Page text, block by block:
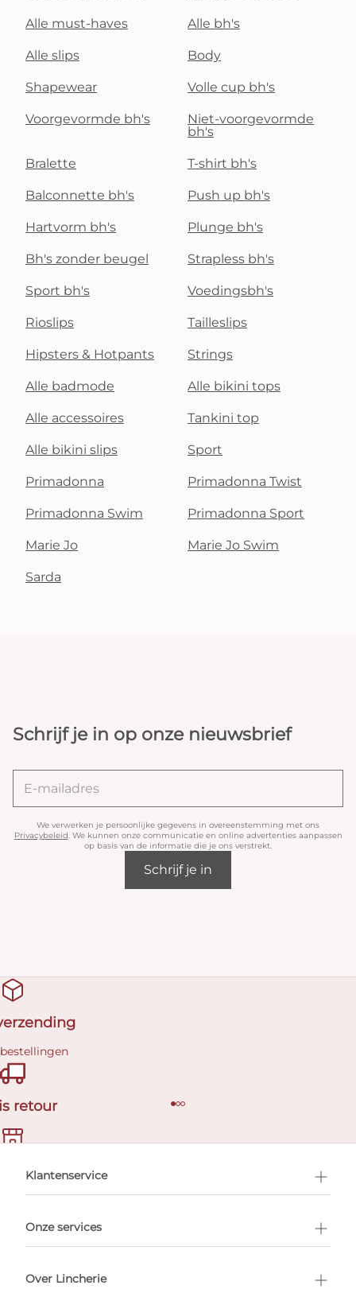
Alle must-haves Alle bh's
Alle slips Body
Shapewear Volle cup bh's
Voorgevormde bh's
Niet-voorgevormde
bh's
Bralette T-shirt bh's
Balconnette bh's Push up bh's
Hartvorm bh's Plunge bh's
Bh's zonder beugel Strapless bh's
Sport bh's Voedingsbh's
Rioslips Tailleslips
Hipsters & Hotpants Strings
Alle badmode Alle bikini tops
Alle accessoires Tankini top
Alle bikini slips Sport
Primadonna Primadonna Twist
Primadonna Swim Primadonna Sport
Marie Jo Marie Jo Swim
Sarda
Schrijf je in op onze nieuwsbrief
We verwerken je persoonlijke gegevens in overeenstemming met ons
Privacybeleid. We kunnen onze communicatie en online advertenties aanpassen
op basis van de informatie die je ons verstrekt.
Schrijf je in
retour
afspraak
Klantenservice
Onze services
Over Lincherie